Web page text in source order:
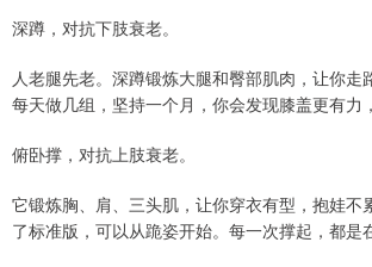
深蹲，对抗下肢衰老。
人老腿先老。深蹲锻炼大腿和臀部肌肉，让你走
每天做几组，坚持一个月，你会发现膝盖更有力
俯卧撑，对抗上肢衰老。
它锻炼胸、肩、三头肌，让你穿衣有型，抱娃不
了标准版，可以从跪姿开始。每一次撑起，都是